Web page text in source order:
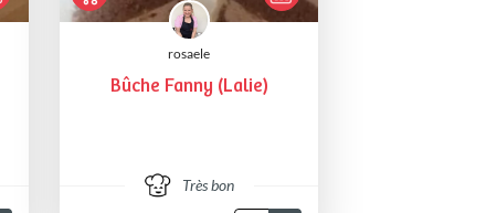
rosaele
Bûche Fanny (Lalie)
Très bon